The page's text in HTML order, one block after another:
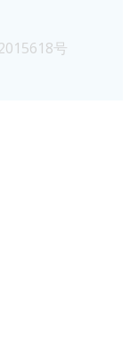
号